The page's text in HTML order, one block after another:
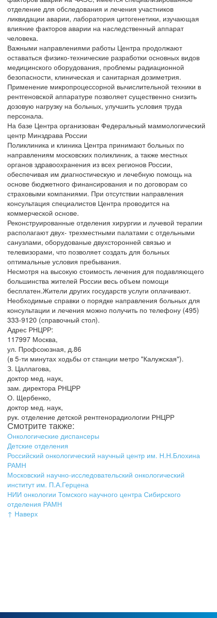
отделение для обследования и лечения участников
ликвидации аварии, лаборатория цитогенетики, изучающая
влияние факторов аварии на наследственный аппарат
человека.
Важными направлениями работы Центра продолжают
оставаться физико-технические разработки основных видов
медицинского оборудования, проблемы радиационной
безопасности, клиническая и санитарная дозиметрия.
Применение микропроцессорной вычислительной техники в
рентгеновской аппаратуре позволяет существенно снизить
дозовую нагрузку на больных, улучшить условия труда
персонала.
На базе Центра организован Федеральный маммологический
центр Минздрава России
Поликлиника и клиника Центра принимают больных по
направлениям московских поликлиник, а также местных
органов здравоохранения из всех регионов России,
обеспечивая им диагностическую и лечебную помощь на
основе бюджетного финансирования и по договорам со
страховыми компаниями. При отсутствии направления
консультация специалистов Центра проводится на
коммерческой основе.
Реконструированные отделения хирургии и лучевой терапии
располагают двух- трехместными палатами с отдельными
санузлами, оборудованые двухсторонней связью и
телевизорами, что позволяет создать для больных
оптимальные условия пребывания.
Несмотря на высокую стоимость лечения для подавляющего
большинства жителей России весь объем помощи
бесплатен.Жители других государств услуги оплачивают.
Необходимые справки о порядке направления больных для
консультации и лечения можно получить по телефону (495)
333-9120 (справочный стол).
Адрес РНЦРР:
117997 Москва,
ул. Профсоюзная, д.86
(в 5-ти минутах ходьбы от станции метро "Калужская").
З. Цаллагова,
доктор мед. наук,
зам. директора РНЦРР
О. Щербенко,
доктор мед. наук,
рук. отделение детской рентгенорадиологии РНЦРР
Смотрите также:
Онкологические диспансеры
Детские отделения
Российский онкологический научный центр им. Н.Н.Блохина
РАМН
Московский научно-исследовательский онкологический
институт им. П.А.Герцена
НИИ онкологии Томского научного центра Сибирского
отделения РАМН
↑ Наверх